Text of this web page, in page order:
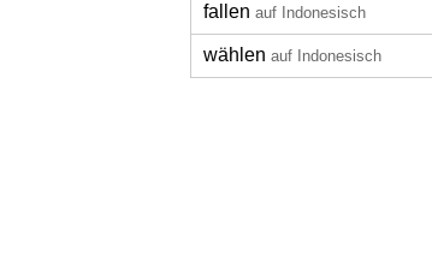
fallen auf Indonesisch
wählen auf Indonesisch